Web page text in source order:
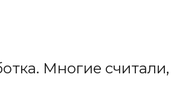
Многие считали,